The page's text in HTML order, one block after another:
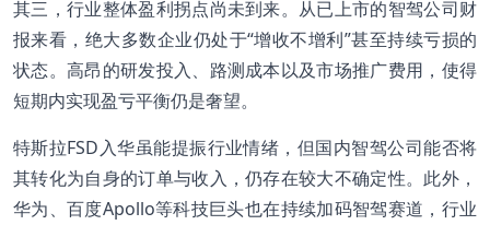
其三，行业整体盈利拐点尚未到来。从已上市的智驾公司财
报来看，绝大多数企业仍处于“增收不增利”甚至持续亏损的
状态。高昂的研发投入、路测成本以及市场推广费用，使得
短期内实现盈亏平衡仍是奢望。
特斯拉FSD入华虽能提振行业情绪，但国内智驾公司能否将
其转化为自身的订单与收入，仍存在较大不确定性。此外，
华为、百度Apollo等科技巨头也在持续加码智驾赛道，行业